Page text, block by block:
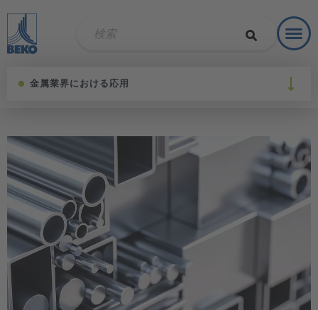
ソリ
金属業界における応用